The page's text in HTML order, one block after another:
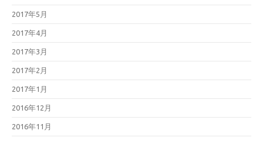
2017年5月
2017年4月
2017年3月
2017年2月
2017年1月
2016年12月
2016年11月